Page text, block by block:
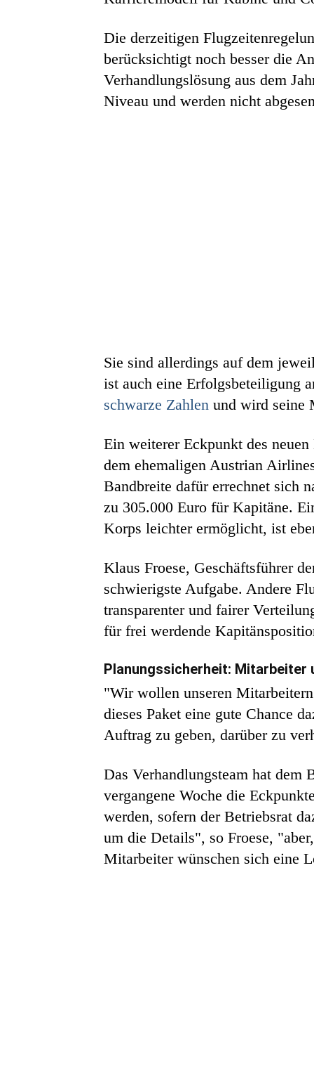
Die derzeitigen
berücksichtigt noch besser die
Verhandlungslösung aus dem
Niveau und werden nicht
Sie sind allerdings auf dem
ist auch eine Erfolgsbeteiligung
schwarze Zahlen und wird seine
Ein weiterer Eckpunkt des
dem ehemaligen Austrian
Bandbreite dafür errechnet sich
zu 305.000 Euro für Kapitäne.
Korps leichter ermöglicht, ist
Klaus Froese, Geschäftsführer
schwierigste Aufgabe. Andere
transparenter und fairer
für frei werdende
Planungssicherheit: Mitarbeiter
"Wir wollen unseren
dieses Paket eine gute Chance
Auftrag zu geben, darüber zu
Das Verhandlungsteam hat dem
vergangene Woche die
werden, sofern der Betriebsrat
um die Details", so Froese,
Mitarbeiter wünschen sich eine